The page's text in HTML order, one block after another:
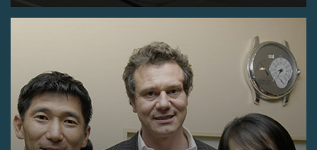
伪冒品